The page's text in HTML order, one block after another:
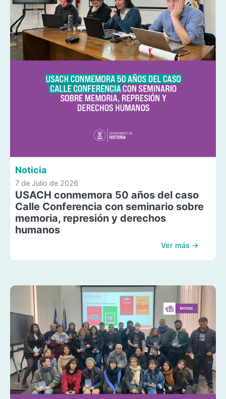
Noticia
7 de Julio de 2026
USACH conmemora 50 años del caso
Calle Conferencia con seminario sobre
memoria, represión y derechos
humanos
Ver más →